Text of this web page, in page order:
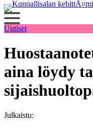
Siirry
sisältöön
Uutiset
aina löydy
Julkaistu: